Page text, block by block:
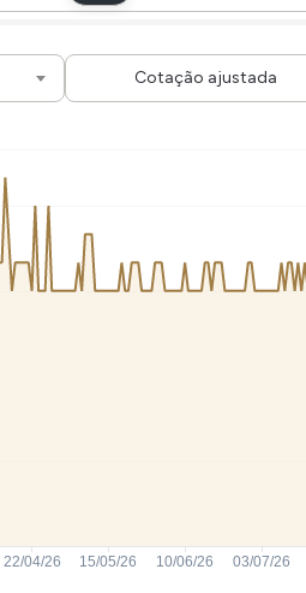
Comparador de
As Ações Mais
Cotação ajustada